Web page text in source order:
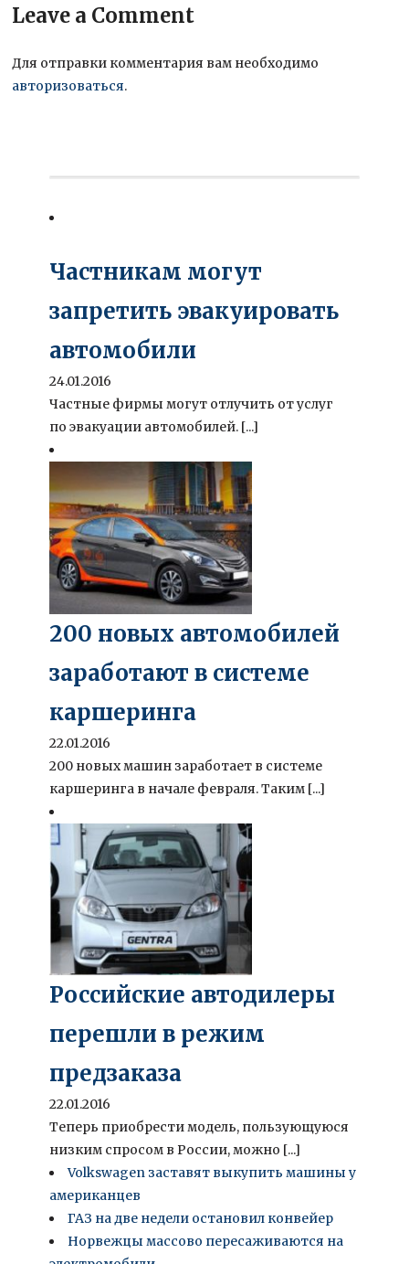
Leave a Comment
Для отправки комментария вам необходимо
авторизоваться.
Частникам могут
запретить эвакуировать
автомобили
24.01.2016
Частные фирмы могут отлучить от услуг
по эвакуации автомобилей. [...]
200 новых автомобилей
заработают в системе
каршеринга
22.01.2016
200 новых машин заработает в системе
каршеринга в начале февраля. Таким [...]
Российские автодилеры
перешли в режим
предзаказа
22.01.2016
Теперь приобрести модель, пользующуюся
низким спросом в России, можно [...]
Volkswagen заставят выкупить машины у
американцев
ГАЗ на две недели остановил конвейер
Норвежцы массово пересаживаются на